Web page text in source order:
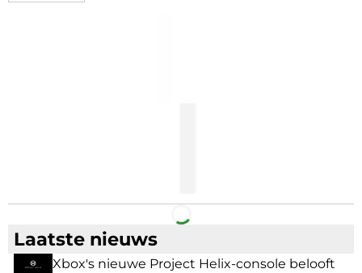
Facebook Telegram
Laatste nieuws
Xbox's nieuwe Project Helix-console belooft